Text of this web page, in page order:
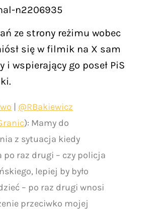
n2206935
ze strony reżimu wobec
się w filmik na X sam
i wspierający go poseł PiS
| @RBakiewicz
): Mamy do
z sytuacja kiedy
po raz drugi – czy policja
lepiej by było
– po raz drugi wnosi
przeciwko mojej